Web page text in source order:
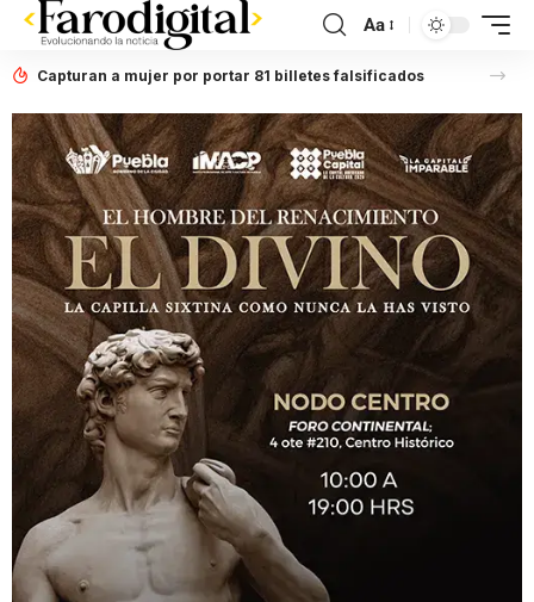
Aa
Capturan a mujer por portar 81 billetes falsificados